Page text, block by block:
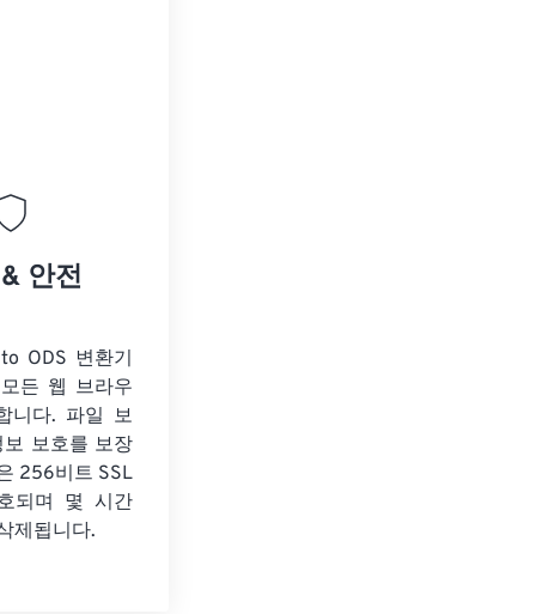
안전
ODS 변환기
든 웹 브라우
니다. 파일 보
보호를 보장
256비트 SSL
되며 몇 시간
제됩니다.